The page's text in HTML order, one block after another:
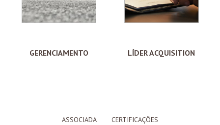
GERENCIAMENTO LÍDER ACQUISITION
ASSOCIADA CERTIFICAÇÕES